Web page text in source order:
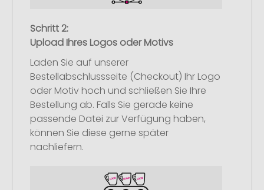
Schritt 2:
Upload Ihres Logos oder Motivs
Laden Sie auf unserer
Bestellabschlussseite (Checkout) Ihr Logo
oder Motiv hoch und schließen Sie Ihre
Bestellung ab. Falls Sie gerade keine
passende Datei zur Verfügung haben,
können Sie diese gerne später
nachliefern.